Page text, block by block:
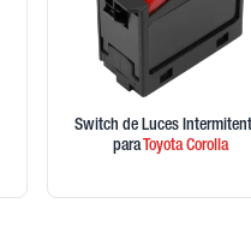
Switch de Luces
paraToyotaCorolla